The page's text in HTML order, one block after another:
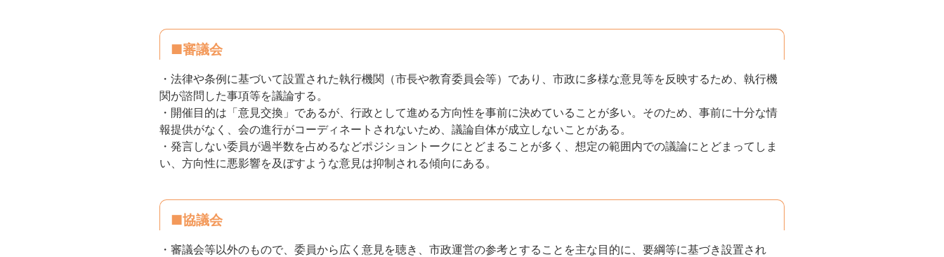
■審議会
・法律や条例に基づいて設置された執行機関（市長や教育委員会等）であり、市政に多様な意見等を反映するため、執行機
関が諮問した事項等を議論する。
・開催目的は「意見交換」であるが、行政として進める方向性を事前に決めていることが多い。そのため、事前に十分な情
報提供がなく、会の進行がコーディネートされないため、議論自体が成立しないことがある。
・発言しない委員が過半数を占めるなどポジショントークにとどまることが多く、想定の範囲内での議論にとどまってしま
い、方向性に悪影響を及ぼすような意見は抑制される傾向にある。
■協議会
・審議会等以外のもので、委員から広く意見を聴き、市政運営の参考とすることを主な目的に、要綱等に基づき設置され